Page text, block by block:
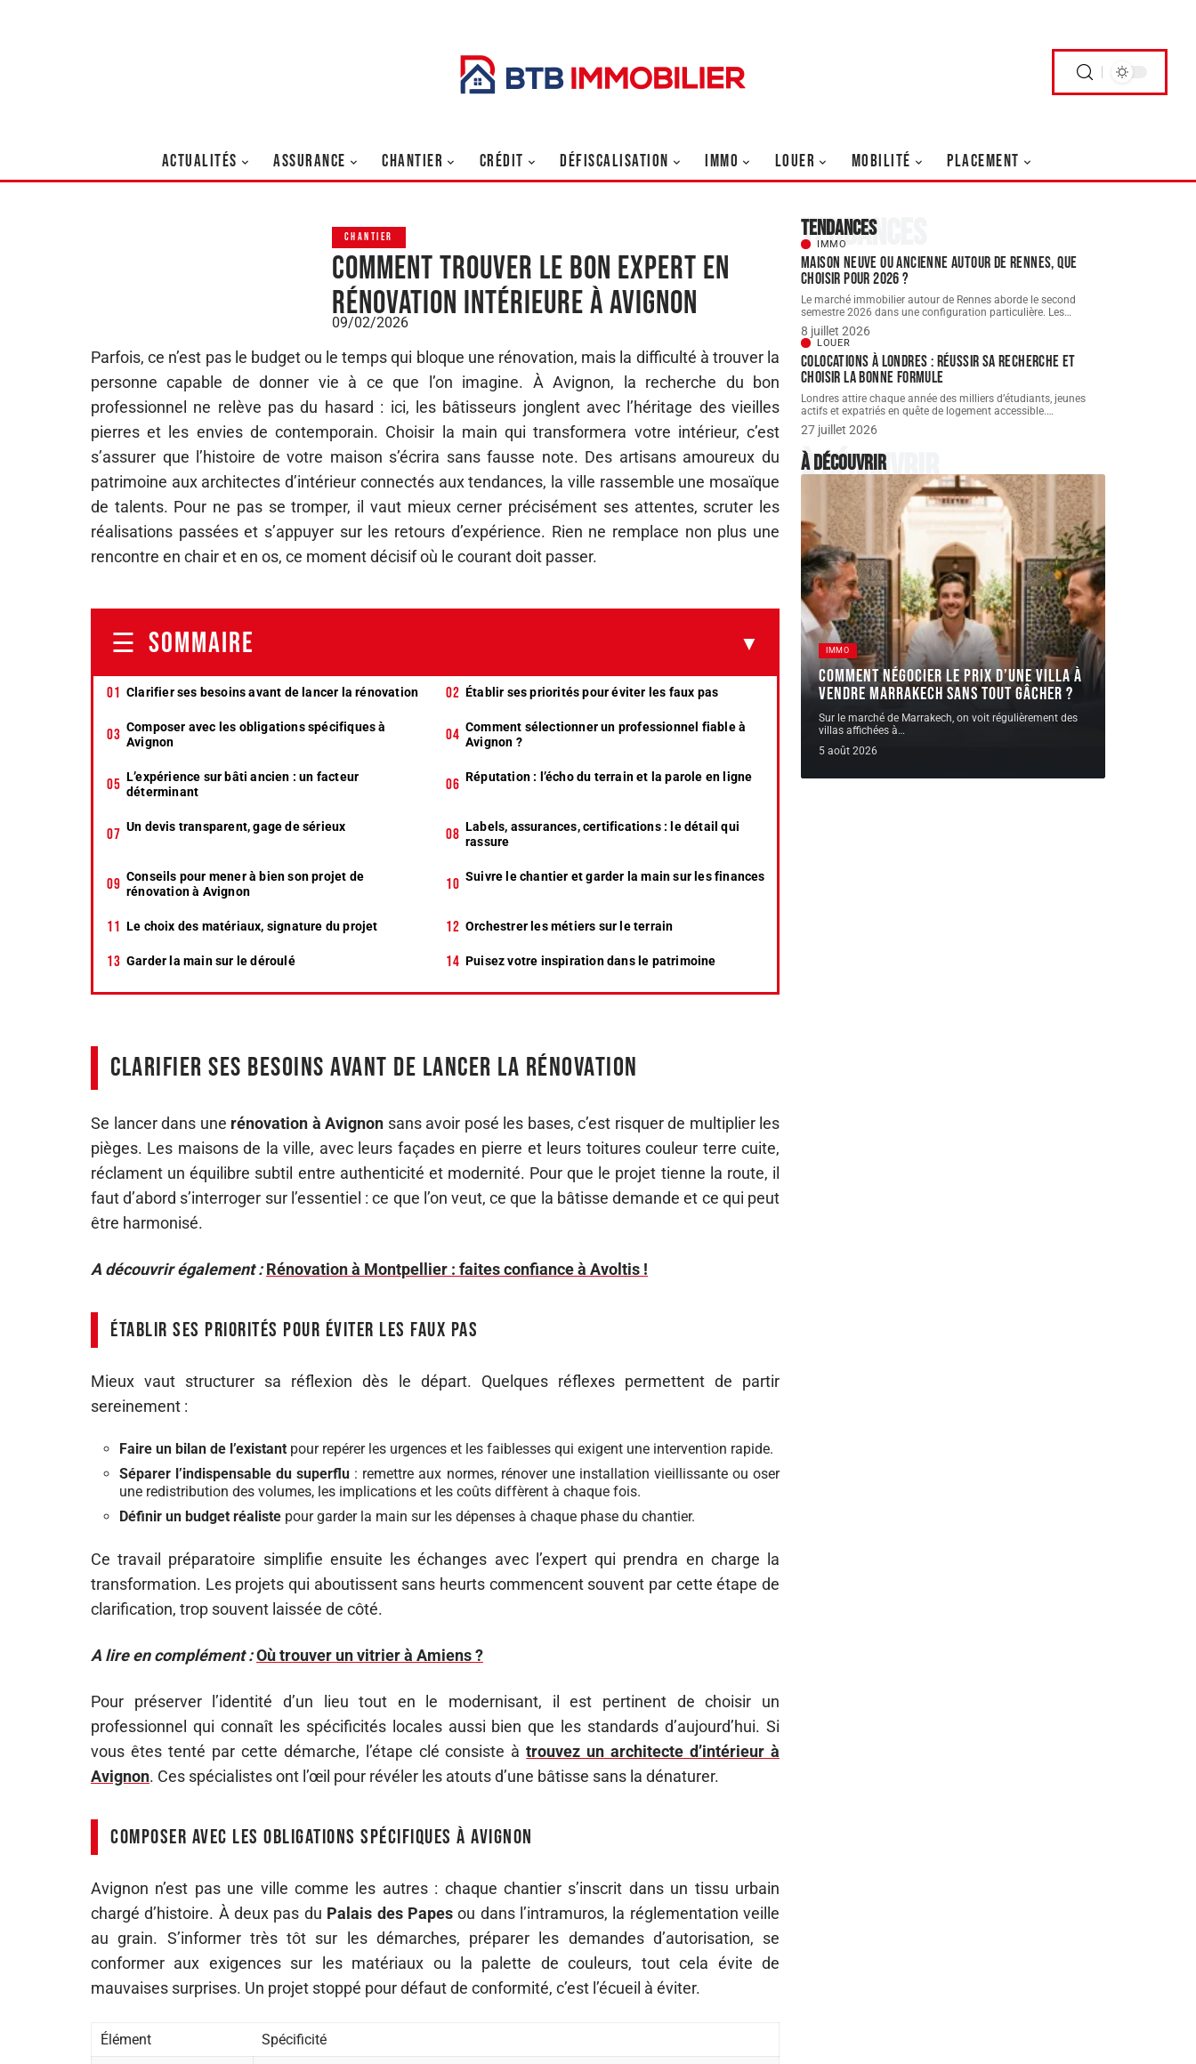
ACTUALITÉS ASSURANCE CHANTIER CRÉDIT DÉFISCALISATION IMMO LOUER MOBILITÉ PLACEMENT
CHANTIER
Comment trouver le bon expert en
rénovation intérieure à Avignon
09/02/2026
Parfois, ce n’est pas le budget ou le temps qui bloque une rénovation, mais la difficulté à trouver la
personne capable de donner vie à ce que l’on imagine. À Avignon, la recherche du bon
professionnel ne relève pas du hasard : ici, les bâtisseurs jonglent avec l’héritage des vieilles
pierres et les envies de contemporain. Choisir la main qui transformera votre intérieur, c’est
s’assurer que l’histoire de votre maison s’écrira sans fausse note. Des artisans amoureux du
patrimoine aux architectes d’intérieur connectés aux tendances, la ville rassemble une mosaïque
de talents. Pour ne pas se tromper, il vaut mieux cerner précisément ses attentes, scruter les
réalisations passées et s’appuyer sur les retours d’expérience. Rien ne remplace non plus une
rencontre en chair et en os, ce moment décisif où le courant doit passer.
SOMMAIRE
Clarifier ses besoins avant de lancer la rénovation Établir ses priorités pour éviter les faux pas
Composer avec les obligations spécifiques à
Avignon
Comment sélectionner un professionnel fiable à
Avignon ?
L’expérience sur bâti ancien : un facteur
déterminant
Réputation : l’écho du terrain et la parole en ligne
Un devis transparent, gage de sérieux
Labels, assurances, certifications : le détail qui
rassure
Conseils pour mener à bien son projet de
rénovation à Avignon
Suivre le chantier et garder la main sur les finances
Le choix des matériaux, signature du projet Orchestrer les métiers sur le terrain
Garder la main sur le déroulé Puisez votre inspiration dans le patrimoine
Clarifier ses besoins avant de lancer la rénovation
Se lancer dans une rénovation à Avignon sans avoir posé les bases, c’est risquer de multiplier les
pièges. Les maisons de la ville, avec leurs façades en pierre et leurs toitures couleur terre cuite,
réclament un équilibre subtil entre authenticité et modernité. Pour que le projet tienne la route, il
faut d’abord s’interroger sur l’essentiel : ce que l’on veut, ce que la bâtisse demande et ce qui peut
être harmonisé.
A découvrir également : Rénovation à Montpellier : faites confiance à Avoltis !
Établir ses priorités pour éviter les faux pas
Mieux vaut structurer sa réflexion dès le départ. Quelques réflexes permettent de partir
sereinement :
Faire un bilan de l’existant pour repérer les urgences et les faiblesses qui exigent une intervention rapide.
Séparer l’indispensable du superflu : remettre aux normes, rénover une installation vieillissante ou oser
une redistribution des volumes, les implications et les coûts diffèrent à chaque fois.
Définir un budget réaliste pour garder la main sur les dépenses à chaque phase du chantier.
Ce travail préparatoire simplifie ensuite les échanges avec l’expert qui prendra en charge la
transformation. Les projets qui aboutissent sans heurts commencent souvent par cette étape de
clarification, trop souvent laissée de côté.
A lire en complément :Où trouver un vitrier à Amiens ?
Pour préserver l’identité d’un lieu tout en le modernisant, il est pertinent de choisir un
professionnel qui connaît les spécificités locales aussi bien que les standards d’aujourd’hui. Si
vous êtes tenté par cette démarche, l’étape clé consiste àtrouvez un architecte d’intérieur à
Avignon. Ces spécialistes ont l’œil pour révéler les atouts d’une bâtisse sans la dénaturer.
Composer avec les obligations spécifiques à Avignon
Avignon n’est pas une ville comme les autres : chaque chantier s’inscrit dans un tissu urbain
chargé d’histoire. À deux pas du Palais des Papesou dans l’intramuros, la réglementation veille
au grain. S’informer très tôt sur les démarches, préparer les demandes d’autorisation, se
conformer aux exigences sur les matériaux ou la palette de couleurs, tout cela évite de
mauvaises surprises. Un projet stoppé pour défaut de conformité, c’est l’écueil à éviter.
Élément Spécificité
Tendances
Tendances
IMMO
Maison neuve ou ancienne autour de Rennes, que
choisir pour 2026 ?
Le marché immobilier autour de Rennes aborde le second
semestre 2026 dans une configuration particulière. Les…
8 juillet 2026
LOUER
Colocations à londres : réussir sa recherche et
choisir la bonne formule
Londres attire chaque année des milliers d’étudiants, jeunes
actifs et expatriés en quête de logement accessible.…
27 juillet 2026
À découvrir
À découvrir
IMMO
Comment négocier le prix d’une villa à
vendre Marrakech sans tout gâcher ?
Sur le marché de Marrakech, on voit régulièrement des
villas affichées à…
5 août 2026